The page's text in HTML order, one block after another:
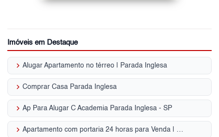
Imóveis em Destaque
keyboard_arrow_right Alugar Apartamento no térreo | Parada Inglesa
keyboard_arrow_right Comprar Casa Parada Inglesa
keyboard_arrow_right Ap Para Alugar C Academia Parada Inglesa - SP
keyboard_arrow_right Apartamento com portaria 24 horas para Venda | Parada Inglesa